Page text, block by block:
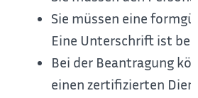
Sie müssen eine
Eine Unterschrift ist bei
Bei der Beantragung
einen zertifizierten